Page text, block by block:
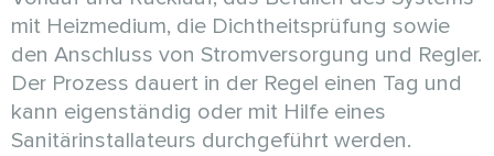
mit Heizmedium, die Dichtheitsprüfung sowie
den Anschluss von Stromversorgung und Regler.
Der Prozess dauert in der Regel einen Tag und
kann eigenständig oder mit Hilfe eines
Sanitärinstallateurs durchgeführt werden.